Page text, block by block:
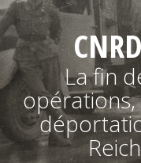
ACTIVITÉS
RESSOURCES
ENSEIGNANTS
INFOS PRATIQUES
La fin